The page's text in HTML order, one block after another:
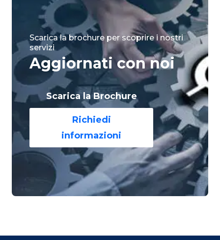
Scarica la brochure per scoprire i nostri
servizi
Aggiornati con noi
Scarica la Brochure
Richiedi
informazioni